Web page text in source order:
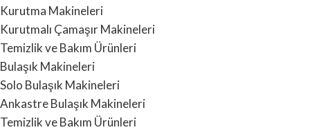
Kurutma Makineleri
Kurutmalı Çamaşır Makineleri
Temizlik ve Bakım Ürünleri
Bulaşık Makineleri
Solo Bulaşık Makineleri
Ankastre Bulaşık Makineleri
Temizlik ve Bakım Ürünleri